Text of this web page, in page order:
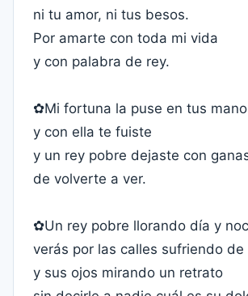
ni tu amor, ni tus besos.
Por amarte con toda mi vida
y con palabra de rey.
✿Mi fortuna la puse en tus
y con ella te fuiste
y un rey pobre dejaste con
de volverte a ver.
✿Un rey pobre llorando día y
verás por las calles sufriendo de
y sus ojos mirando un retrato